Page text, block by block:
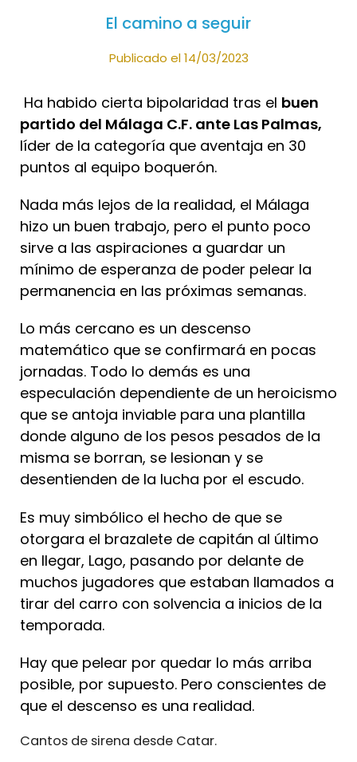
El camino a seguir
Publicado el 14/03/2023
Ha habido cierta bipolaridad tras el buen
partido del Málaga C.F. ante Las Palmas,
líder de la categoría que aventaja en 30
puntos al equipo boquerón.
Nada más lejos de la realidad, el Málaga
hizo un buen trabajo, pero el punto poco
sirve a las aspiraciones a guardar un
mínimo de esperanza de poder pelear la
permanencia en las próximas semanas.
Lo más cercano es un descenso
matemático que se confirmará en pocas
jornadas. Todo lo demás es una
especulación dependiente de un heroicismo
que se antoja inviable para una plantilla
donde alguno de los pesos pesados de la
misma se borran, se lesionan y se
desentienden de la lucha por el escudo.
Es muy simbólico el hecho de que se
otorgara el brazalete de capitán al último
en llegar, Lago, pasando por delante de
muchos jugadores que estaban llamados a
tirar del carro con solvencia a inicios de la
temporada.
Hay que pelear por quedar lo más arriba
posible, por supuesto. Pero conscientes de
que el descenso es una realidad.
Cantos de sirena desde Catar.